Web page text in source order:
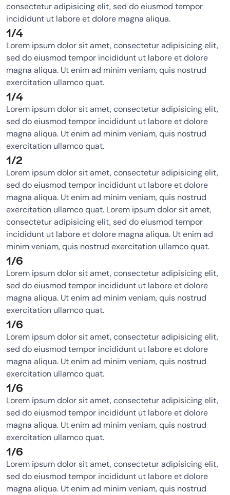
consectetur adipisicing elit, sed do eiusmod tempor
incididunt ut labore et dolore magna aliqua.
1/4
Lorem ipsum dolor sit amet, consectetur adipisicing elit,
sed do eiusmod tempor incididunt ut labore et dolore
magna aliqua. Ut enim ad minim veniam, quis nostrud
exercitation ullamco quat.
1/4
Lorem ipsum dolor sit amet, consectetur adipisicing elit,
sed do eiusmod tempor incididunt ut labore et dolore
magna aliqua. Ut enim ad minim veniam, quis nostrud
exercitation ullamco quat.
1/2
Lorem ipsum dolor sit amet, consectetur adipisicing elit,
sed do eiusmod tempor incididunt ut labore et dolore
magna aliqua. Ut enim ad minim veniam, quis nostrud
exercitation ullamco quat. Lorem ipsum dolor sit amet,
consectetur adipisicing elit, sed do eiusmod tempor
incididunt ut labore et dolore magna aliqua. Ut enim ad
minim veniam, quis nostrud exercitation ullamco quat.
1/6
Lorem ipsum dolor sit amet, consectetur adipisicing elit,
sed do eiusmod tempor incididunt ut labore et dolore
magna aliqua. Ut enim ad minim veniam, quis nostrud
exercitation ullamco quat.
1/6
Lorem ipsum dolor sit amet, consectetur adipisicing elit,
sed do eiusmod tempor incididunt ut labore et dolore
magna aliqua. Ut enim ad minim veniam, quis nostrud
exercitation ullamco quat.
1/6
Lorem ipsum dolor sit amet, consectetur adipisicing elit,
sed do eiusmod tempor incididunt ut labore et dolore
magna aliqua. Ut enim ad minim veniam, quis nostrud
exercitation ullamco quat.
1/6
Lorem ipsum dolor sit amet, consectetur adipisicing elit,
sed do eiusmod tempor incididunt ut labore et dolore
magna aliqua. Ut enim ad minim veniam, quis nostrud